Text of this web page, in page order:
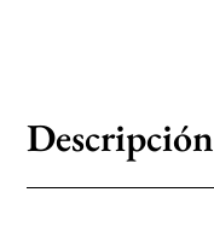
Descripción